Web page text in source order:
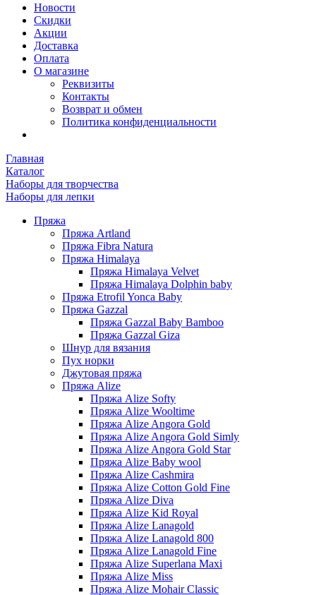
Новости
Скидки
Акции
Доставка
Оплата
О магазине
Реквизиты
Контакты
Возврат и обмен
Политика конфиденциальности
Главная
Каталог
Наборы для творчества
Наборы для лепки
Пряжа
Пряжа Artland
Пряжа Fibra Natura
Пряжа Himalaya
Пряжа Himalaya Velvet
Пряжа Himalaya Dolphin baby
Пряжа Etrofil Yonca Baby
Пряжа Gazzal
Пряжа Gazzal Baby Bamboo
Пряжа Gazzal Giza
Шнур для вязания
Пух норки
Джутовая пряжа
Пряжа Alize
Пряжа Alize Softy
Пряжа Alize Wooltime
Пряжа Alize Angora Gold
Пряжа Alize Angora Gold Simly
Пряжа Alize Angora Gold Star
Пряжа Alize Baby wool
Пряжа Alize Cashmira
Пряжа Alize Cotton Gold Fine
Пряжа Alize Diva
Пряжа Alize Kid Royal
Пряжа Alize Lanagold
Пряжа Alize Lanagold 800
Пряжа Alize Lanagold Fine
Пряжа Alize Superlana Maxi
Пряжа Alize Miss
Пряжа Alize Mohair Classic